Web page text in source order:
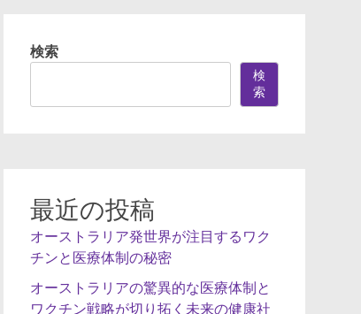
検索
検
索
最近の投稿
オーストラリア発世界が注目するワク
チンと医療体制の秘密
オーストラリアの驚異的な医療体制と
ワクチン戦略が切り拓く未来の健康社